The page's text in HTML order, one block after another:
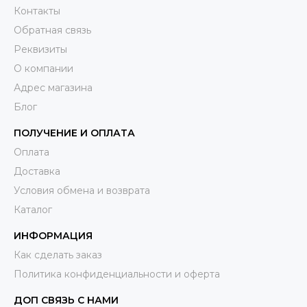
Контакты
Обратная связь
Реквизиты
О компании
Адрес магазина
Блог
ПОЛУЧЕНИЕ И ОПЛАТА
Оплата
Доставка
Условия обмена и возврата
Каталог
ИНФОРМАЦИЯ
Как сделать заказ
Политика конфиденциальности и оферта
ДОП СВЯЗЬ С НАМИ